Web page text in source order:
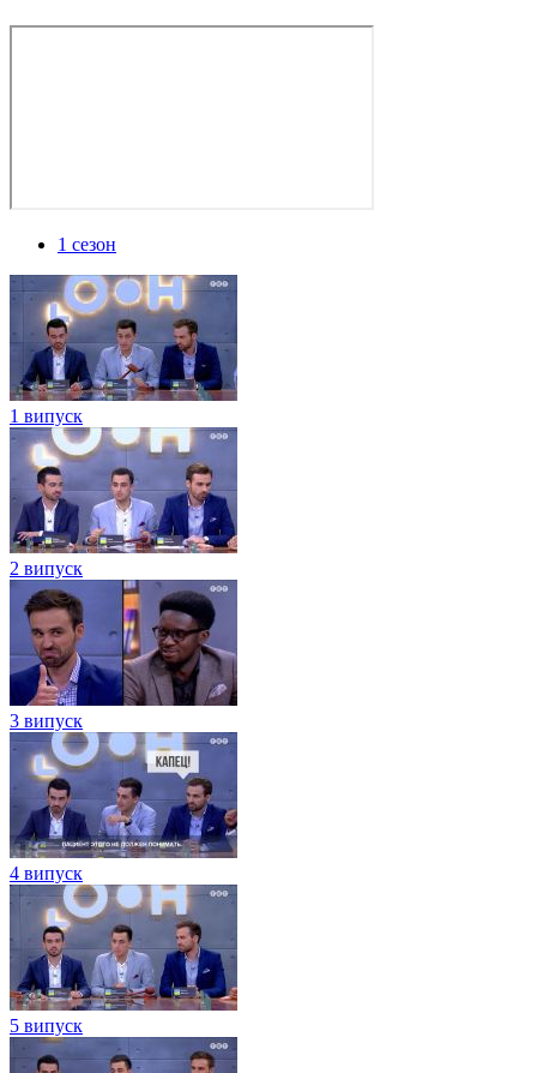
1 сезон
1 випуск
2 випуск
3 випуск
4 випуск
5 випуск